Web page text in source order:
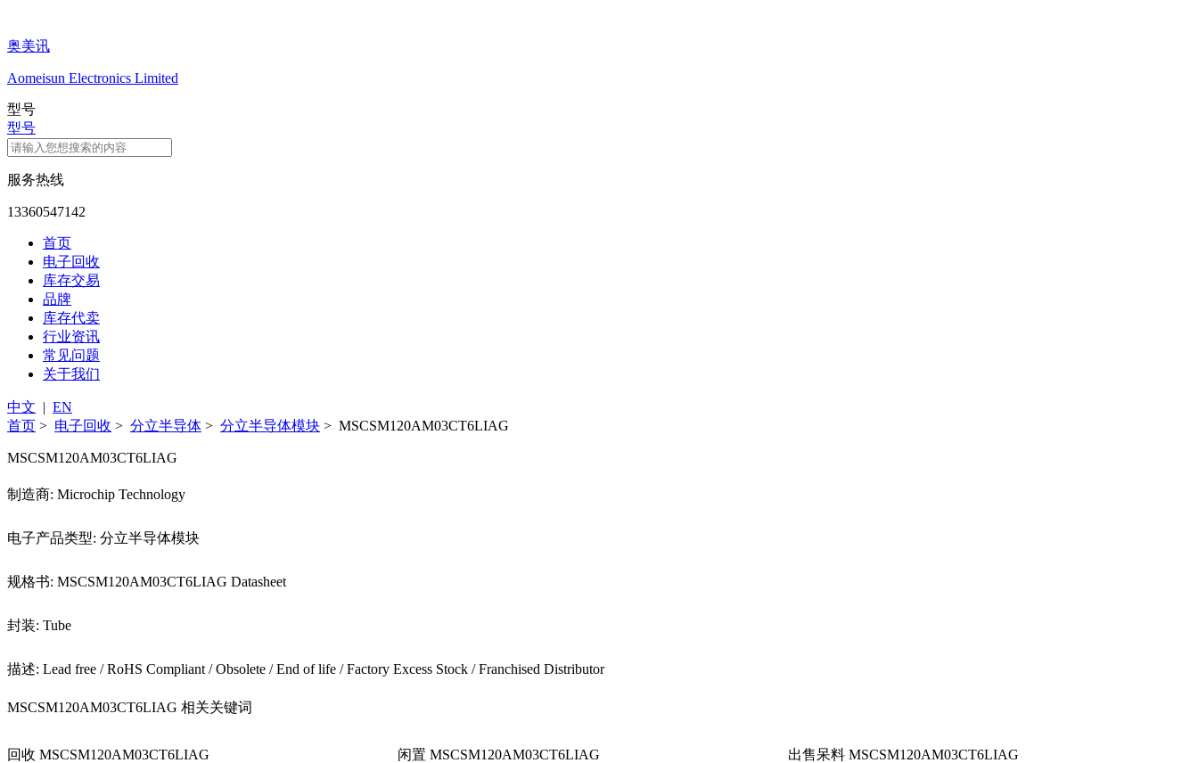
奥美讯
Aomeisun Electronics Limited
型号
型号
服务热线
13360547142
首页
电子回收
库存交易
品牌
库存代卖
行业资讯
常见问题
关于我们
中文 | EN
首页 > 电子回收 > 分立半导体 > 分立半导体模块 > MSCSM120AM03CT6LIAG
MSCSM120AM03CT6LIAG
制造商: Microchip Technology
电子产品类型: 分立半导体模块
规格书: MSCSM120AM03CT6LIAG Datasheet
封装: Tube
描述: Lead free / RoHS Compliant / Obsolete / End of life / Factory Excess Stock / Franchised Distributor
MSCSM120AM03CT6LIAG 相关关键词
回收 MSCSM120AM03CT6LIAG 闲置 MSCSM120AM03CT6LIAG 出售呆料 MSCSM120AM03CT6LIAG